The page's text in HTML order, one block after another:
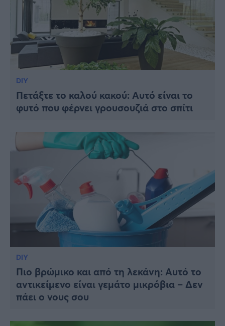
DIY
Πετάξτε το καλού κακού: Αυτό είναι το
φυτό που φέρνει γρουσουζιά στο σπίτι
DIY
Πιο βρώμικο και από τη λεκάνη: Αυτό το
αντικείμενο είναι γεμάτο μικρόβια – Δεν
πάει ο νους σου